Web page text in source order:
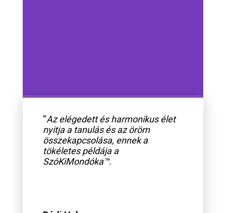
“Az elégedett és harmonikus élet
nyitja a tanulás és az öröm
összekapcsolása, ennek a
tökéletes példája a
SzóKiMondóka™.